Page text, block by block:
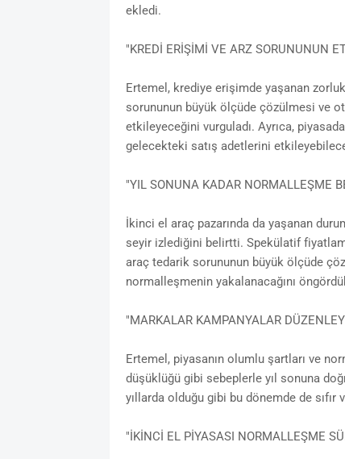
ekledi.
"KREDİ ERİŞİMİ VE ARZ SORUNUNUN
Ertemel, krediye erişimde yaşanan
sorununun büyük ölçüde çözülmesi ve
etkileyeceğini vurguladı. Ayrıca,
gelecekteki satış adetlerini
"YIL SONUNA KADAR NORMALLEŞME
İkinci el araç pazarında da yaşanan
seyir izlediğini belirtti. Spekülatif
araç tedarik sorununun büyük ölçüde
normalleşmenin yakalanacağını
"MARKALAR KAMPANYALAR
Ertemel, piyasanın olumlu şartları ve
düşüklüğü gibi sebeplerle yıl sonuna
yıllarda olduğu gibi bu dönemde de
"İKİNCİ EL PİYASASI NORMALLEŞME